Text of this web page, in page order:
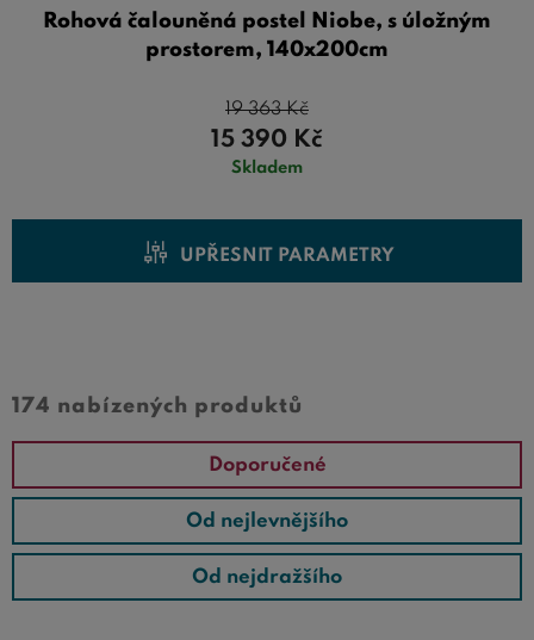
Nákupem sady čalouněné postele s matrací a roštem se
vyhnete potřebě shánět jednotlivé komponenty zvlášť,
získáváte vše potřebné pro kvalitní spánek v jednom
Rohová čalouněná postel Niobe, s úložným
prostorem, 140x200cm
Skladem
19 363Kč
15 390 Kč
UPŘESNIT PARAMETRY
174 nabízených produktů
Doporučené
Od nejlevnějšího
Od nejdražšího